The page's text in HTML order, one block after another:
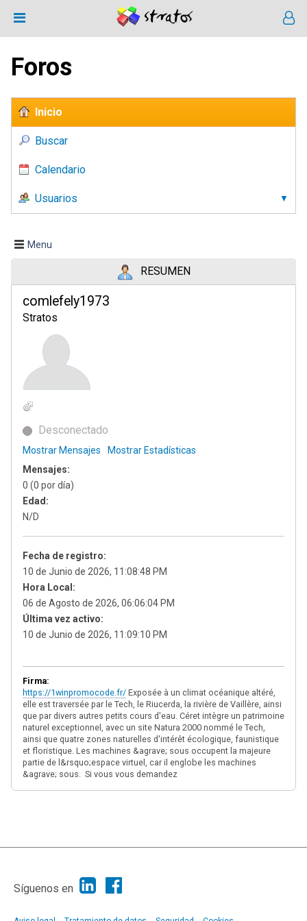
Foros
Inicio
Buscar
Calendario
Usuarios
Menu
RESUMEN
comlefely1973
Stratos
Desconectado
Mostrar Mensajes
Mostrar Estadísticas
Mensajes:
0 (0 por día)
Edad:
N/D
Fecha de registro:
10 de Junio de 2026, 11:08:48 PM
Hora Local:
06 de Agosto de 2026, 06:06:04 PM
Última vez activo:
10 de Junio de 2026, 11:09:10 PM
Firma:
https://1winpromocode.fr/ Exposée à un climat océanique altéré,
elle est traversée par le Tech, le Riucerda, la rivière de Vaillère, ainsi
que par divers autres petits cours d'eau. Céret intègre un patrimoine
naturel exceptionnel, avec un site Natura 2000 nommé le Tech,
ainsi que quatre zones naturelles d'intérêt écologique, faunistique
et floristique. Les machines &agrave; sous occupent la majeure
partie de l&rsquo;espace virtuel, car il englobe les machines
&agrave; sous. Si vous vous demandez
|
Síguenos en